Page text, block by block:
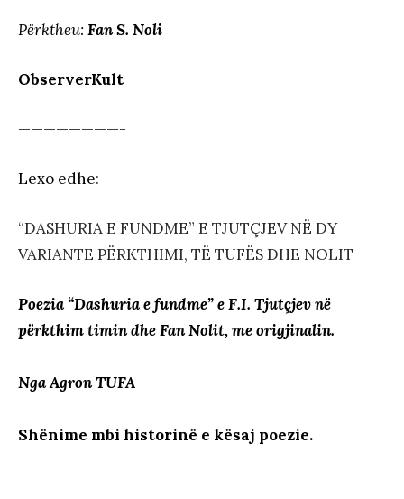
Përktheu: Fan S. Noli
ObserverKult
————————-
Lexo edhe:
“DASHURIA E FUNDME” E TJUTÇJEV NË DY
VARIANTE PËRKTHIMI, TË TUFËS DHE NOLIT
Poezia “Dashuria e fundme” e F.I. Tjutçjev në
përkthim timin dhe Fan Nolit, me origjinalin.
Nga Agron TUFA
Shënime mbi historinë e kësaj poezie.